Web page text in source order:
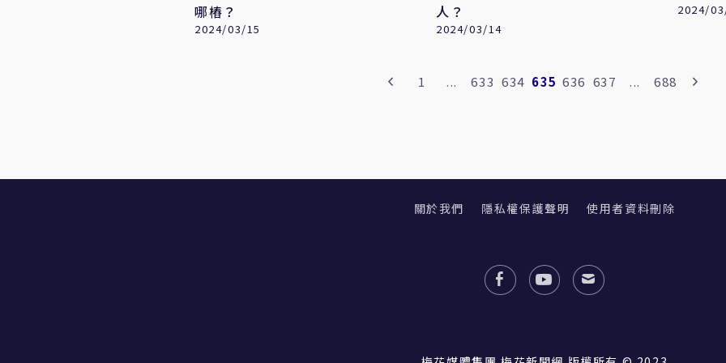
哪樁？
2024/03/15
人？
2024/03/14
2024/
1 ... 633 634 635 636 637 ... 688
關於我們 隱私權保護聲明 使用者資料刪除